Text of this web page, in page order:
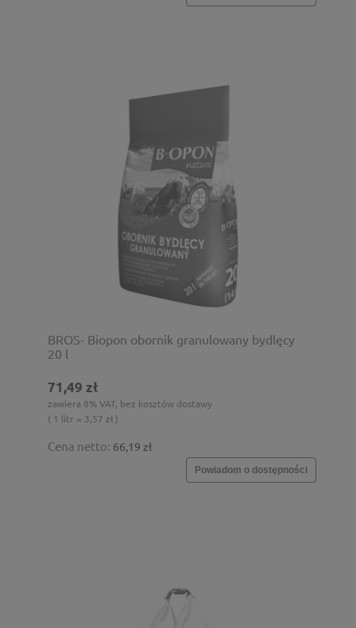
BROS- Biopon obornik granulowany bydlęcy
20 l
71,49 zł
zawiera 8% VAT, bez kosztów dostawy
( 1 litr = 3,57 zł )
Cena netto: 66,19 zł
Powiadom o dostępności